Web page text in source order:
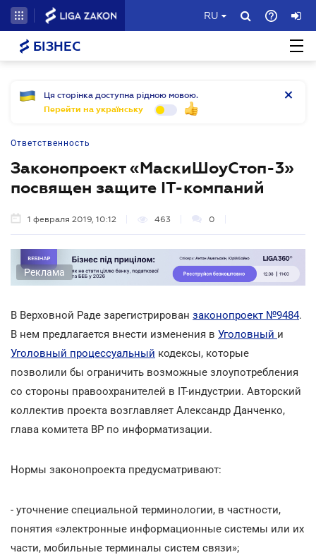
RU
БІЗНЕС
Ця сторінка доступна рідною мовою.
Перейти на українську
Ответственность
Законопроект «МаскиШоуСтоп-3»
посвящен защите ІТ-компаний
1 февраля 2019, 10:12 463 0
Реклама
В Верховной Раде зарегистрирован законопроект №9484.
В нем предлагается внести изменения в Уголовный и
Уголовный процессуальный кодексы, которые
позволили бы ограничить возможные злоупотребления
со стороны правоохранителей в ІТ-индустрии. Авторский
коллектив проекта возглавляет Александр Данченко,
глава комитета ВР по информатизации.
Нормы законопроекта предусматривают:
- уточнение специальной терминологии, в частности,
понятия «электронные информационные системы или их
части, мобильные терминалы систем связи»;